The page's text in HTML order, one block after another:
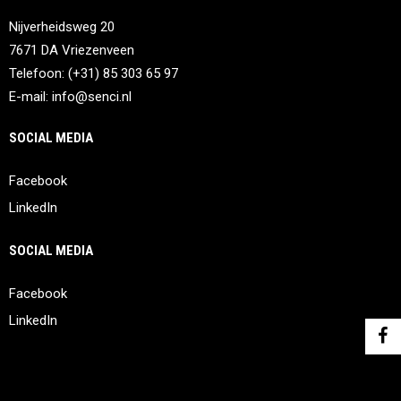
Nijverheidsweg 20
7671 DA Vriezenveen
Telefoon: (+31) 85 303 65 97
E-mail: info@senci.nl
SOCIAL MEDIA
Facebook
LinkedIn
SOCIAL MEDIA
Facebook
LinkedIn